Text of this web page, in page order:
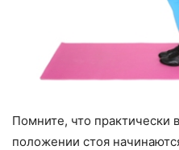
Помните, что практически
положении стоя